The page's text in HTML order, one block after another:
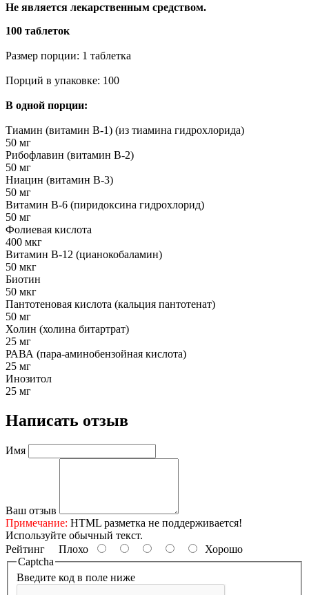
Не является лекарственным средством.
100 таблеток
Размер порции: 1 таблетка
Порций в упаковке: 100
В одной порции:
Тиамин (витамин В-1) (из тиамина гидрохлорида)
50 мг
Рибофлавин (витамин В-2)
50 мг
Ниацин (витамин В-3)
50 мг
Витамин В-6 (пиридоксина гидрохлорид)
50 мг
Фолиевая кислота
400 мкг
Витамин В-12 (цианокобаламин)
50 мкг
Биотин
50 мкг
Пантотеновая кислота (кальция пантотенат)
50 мг
Холин (холина битартрат)
25 мг
РАВА (пара-аминобензойная кислота)
25 мг
Инозитол
25 мг
Написать отзыв
Имя
Ваш отзыв
Примечание: HTML разметка не поддерживается!
Используйте обычный текст.
Рейтинг Плохо
Хорошо
Captcha
Введите код в поле ниже